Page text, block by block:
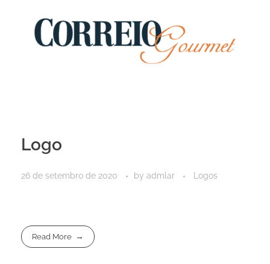
Logo
26 de setembro de 2020 by admlar Logos
Read More